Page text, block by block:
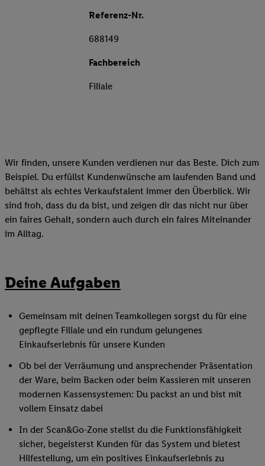
Referenz-Nr.
688149
Fachbereich
Filiale
Wir finden, unsere Kunden verdienen nur das Beste. Dich zum
Beispiel. Du erfüllst Kundenwünsche am laufenden Band und
behältst als echtes Verkaufstalent immer den Überblick. Wir
sind froh, dass du da bist, und zeigen dir das nicht nur über
ein faires Gehalt, sondern auch durch ein faires Miteinander
im Alltag.
Deine Aufgaben
Gemeinsam mit deinen Teamkollegen sorgst du für eine
gepflegte Filiale und ein rundum gelungenes
Einkaufserlebnis für unsere Kunden
Ob bei der Verräumung und ansprechender Präsentation
der Ware, beim Backen oder beim Kassieren mit unseren
modernen Kassensystemen: Du packst an und bist mit
vollem Einsatz dabei
In der Scan&Go-Zone stellst du die Funktionsfähigkeit
sicher, begeisterst Kunden für das System und bietest
Hilfestellung, um ein positives Einkaufserlebnis zu